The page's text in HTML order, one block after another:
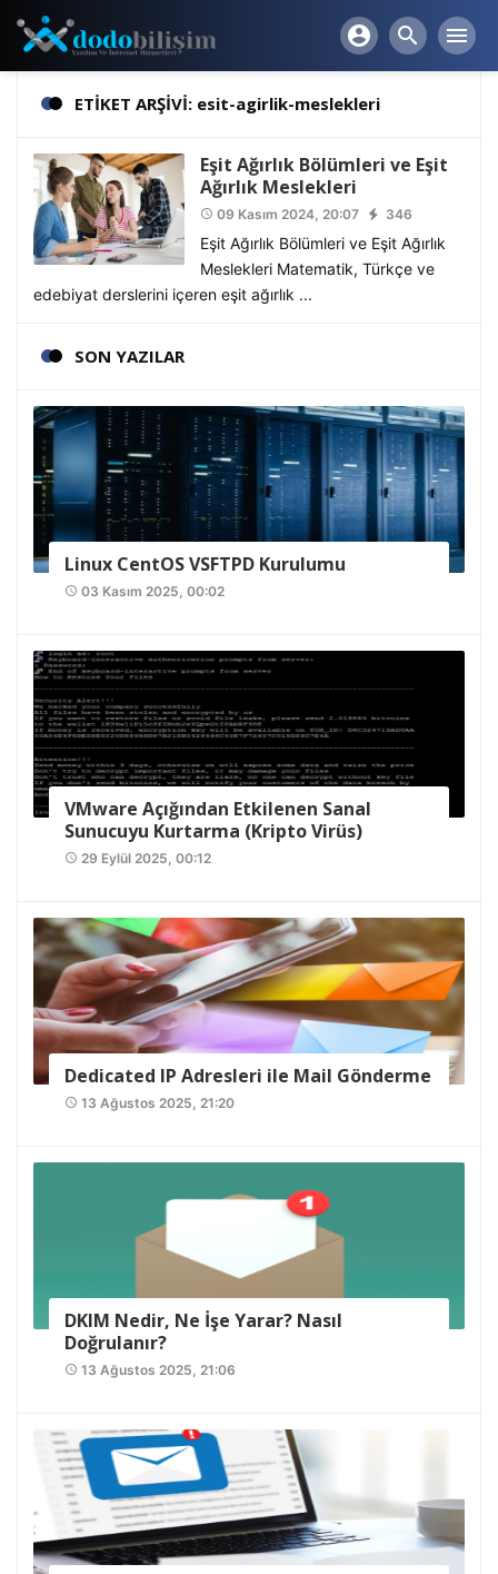
account_circle search menu
ETİKET ARŞİVİ: esit-agirlik-meslekleri
Eşit Ağırlık Bölümleri ve Eşit
Ağırlık Meslekleri
access_time 09 Kasım 2024, 20:07 346
Eşit Ağırlık Bölümleri ve Eşit Ağırlık
Meslekleri Matematik, Türkçe ve
edebiyat derslerini içeren eşit ağırlık ...
SON YAZILAR
Linux CentOS VSFTPD Kurulumu
access_time 03 Kasım 2025, 00:02
VMware Açığından Etkilenen Sanal
Sunucuyu Kurtarma (Kripto Virüs)
access_time 29 Eylül 2025, 00:12
Dedicated IP Adresleri ile Mail Gönderme
access_time 13 Ağustos 2025, 21:20
DKIM Nedir, Ne İşe Yarar? Nasıl
Doğrulanır?
access_time 13 Ağustos 2025, 21:06